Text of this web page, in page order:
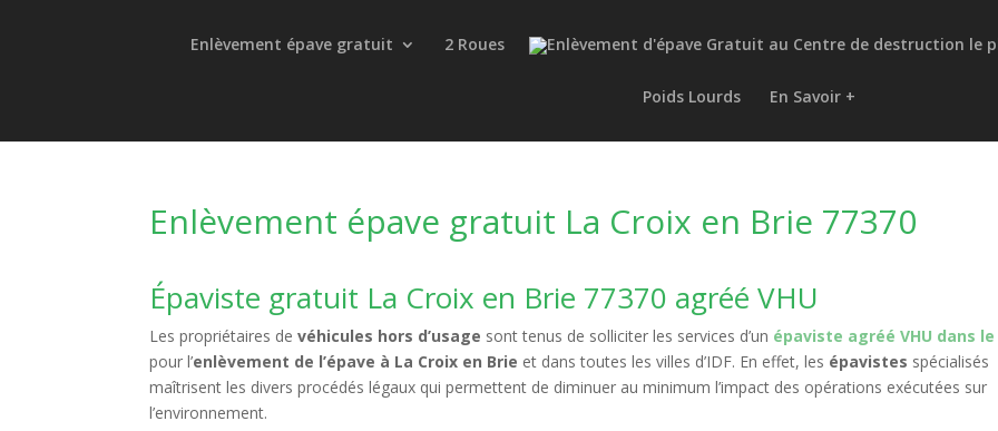
Enlèvement épave gratuit 2 Roues
Poids Lourds En Savoir +
Enlèvement épave gratuit La Croix en Brie 77370
Épaviste gratuit La Croix en Brie 77370 agréé VHU
Les propriétaires devéhicules hors d’usage sont tenus de solliciter les services d’un épaviste agréé VHU dans le
pour l’enlèvement de l’épave à La Croix en Brie et dans toutes les villes d’IDF. En effet, les épavistes spécialisés
maîtrisent les divers procédés légaux qui permettent de diminuer au minimum l’impact des opérations exécutées sur
l’environnement.